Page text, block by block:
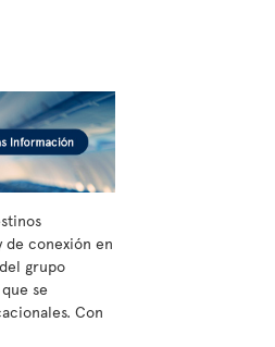
de conexión en
grupo
se
Con